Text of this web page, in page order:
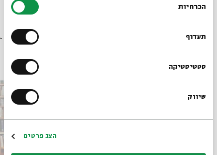
הסכמה
הכרחיות
תעדוף
סטטיסטיקה
שיווק
הצג פרטים